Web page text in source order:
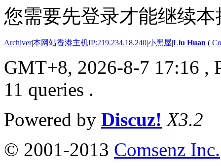
您需要先登录才能继续本
Archiver|本网站香港主机IP:219.234.18.240|小黑屋|Liu Huan (
GMT+8, 2026-8-7 17:16 ,
11 queries .
Powered by Discuz! X3.2
© 2001-2013 Comsenz Inc.